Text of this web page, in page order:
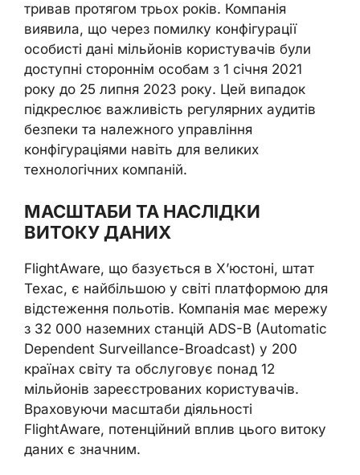
тривав протягом трьох років. Компанія
виявила, що через помилку конфігурації
особисті дані мільйонів користувачів були
доступні стороннім особам з 1 січня 2021
року до 25 липня 2023 року. Цей випадок
підкреслює важливість регулярних аудитів
безпеки та належного управління
конфігураціями навіть для великих
технологічних компаній.
МАСШТАБИ ТА НАСЛІДКИ
ВИТОКУ ДАНИХ
FlightAware, що базується в Х’юстоні, штат
Техас, є найбільшою у світі платформою для
відстеження польотів. Компанія має мережу
з 32 000 наземних станцій ADS-B (Automatic
Dependent Surveillance-Broadcast) у 200
країнах світу та обслуговує понад 12
мільйонів зареєстрованих користувачів.
Враховуючи масштаби діяльності
FlightAware, потенційний вплив цього витоку
даних є значним.